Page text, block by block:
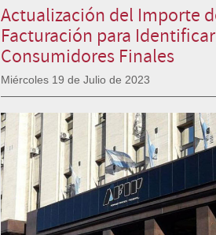
Actualización del Importe
Facturación para
Consumidores Finales
Miércoles 19 de Julio de 2023